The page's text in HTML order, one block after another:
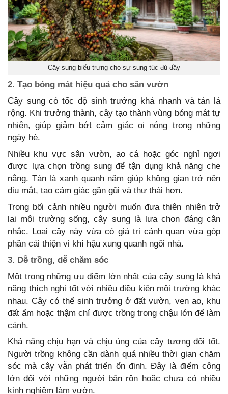
Cây sung biểu trưng cho sự sung túc đủ đầy
2. Tạo bóng mát hiệu quả cho sân vườn
Cây sung có tốc độ sinh trưởng khá nhanh và tán lá
rộng. Khi trưởng thành, cây tạo thành vùng bóng mát tự
nhiên, giúp giảm bớt cảm giác oi nóng trong những
ngày hè.
Nhiều khu vực sân vườn, ao cá hoặc góc nghỉ ngơi
được lựa chọn trồng sung để tận dụng khả năng che
nắng. Tán lá xanh quanh năm giúp không gian trở nên
dịu mắt, tạo cảm giác gần gũi và thư thái hơn.
Trong bối cảnh nhiều người muốn đưa thiên nhiên trở
lại môi trường sống, cây sung là lựa chọn đáng cân
nhắc. Loại cây này vừa có giá trị cảnh quan vừa góp
phần cải thiện vi khí hậu xung quanh ngôi nhà.
3. Dễ trồng, dễ chăm sóc
Một trong những ưu điểm lớn nhất của cây sung là khả
năng thích nghi tốt với nhiều điều kiện môi trường khác
nhau. Cây có thể sinh trưởng ở đất vườn, ven ao, khu
đất ẩm hoặc thậm chí được trồng trong chậu lớn để làm
cảnh.
Khả năng chịu hạn và chịu úng của cây tương đối tốt.
Người trồng không cần dành quá nhiều thời gian chăm
sóc mà cây vẫn phát triển ổn định. Đây là điểm cộng
lớn đối với những người bận rộn hoặc chưa có nhiều
kinh nghiệm làm vườn.